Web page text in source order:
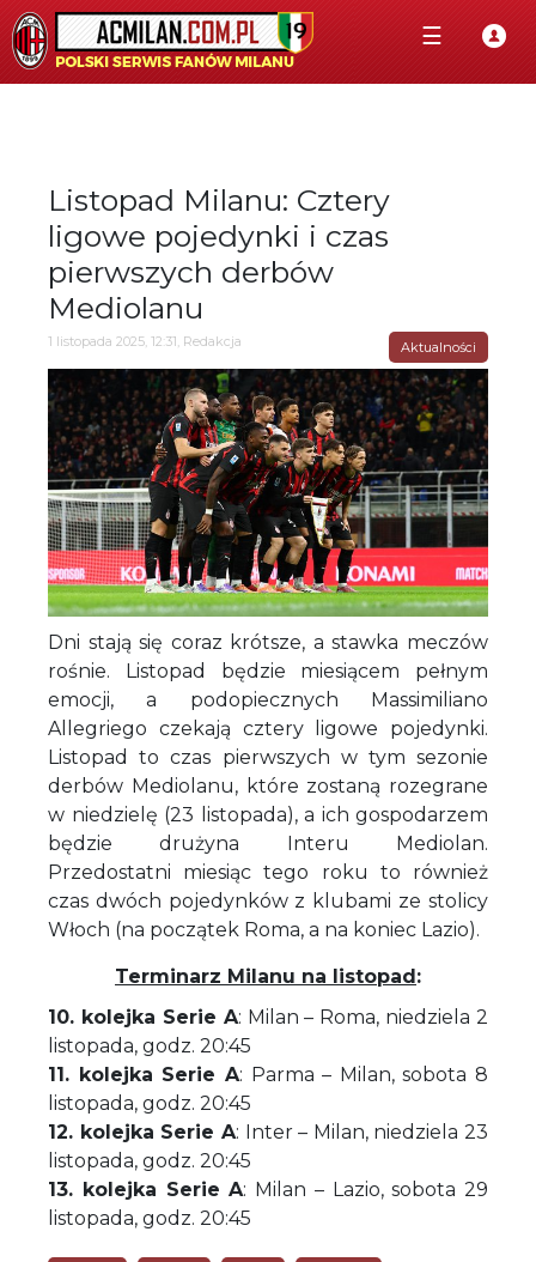
☰
Listopad Milanu: Cztery
ligowe pojedynki i czas
pierwszych derbów
Mediolanu
1 listopada 2025, 12:31, Redakcja Aktualności
Dni stają się coraz krótsze, a stawka meczów
rośnie. Listopad będzie miesiącem pełnym
emocji, a podopiecznych Massimiliano
Allegriego czekają cztery ligowe pojedynki.
Listopad to czas pierwszych w tym sezonie
derbów Mediolanu, które zostaną rozegrane
w niedzielę (23 listopada), a ich gospodarzem
będzie drużyna Interu Mediolan.
Przedostatni miesiąc tego roku to również
czas dwóch pojedynków z klubami ze stolicy
Włoch (na początek Roma, a na koniec Lazio).
Terminarz Milanu na listopad:
10. kolejka Serie A: Milan – Roma, niedziela 2
listopada, godz. 20:45
11. kolejka Serie A: Parma – Milan, sobota 8
listopada, godz. 20:45
12. kolejka Serie A: Inter – Milan, niedziela 23
listopada, godz. 20:45
13. kolejka Serie A: Milan – Lazio, sobota 29
listopada, godz. 20:45